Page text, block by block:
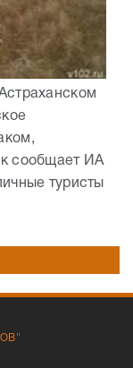
сообщает ИА
туристы